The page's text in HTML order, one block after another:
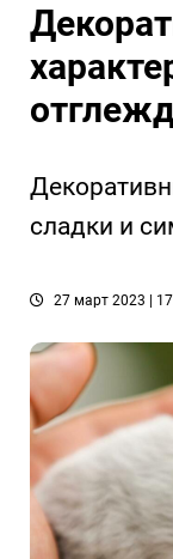
сладки и
27 март 2023 |